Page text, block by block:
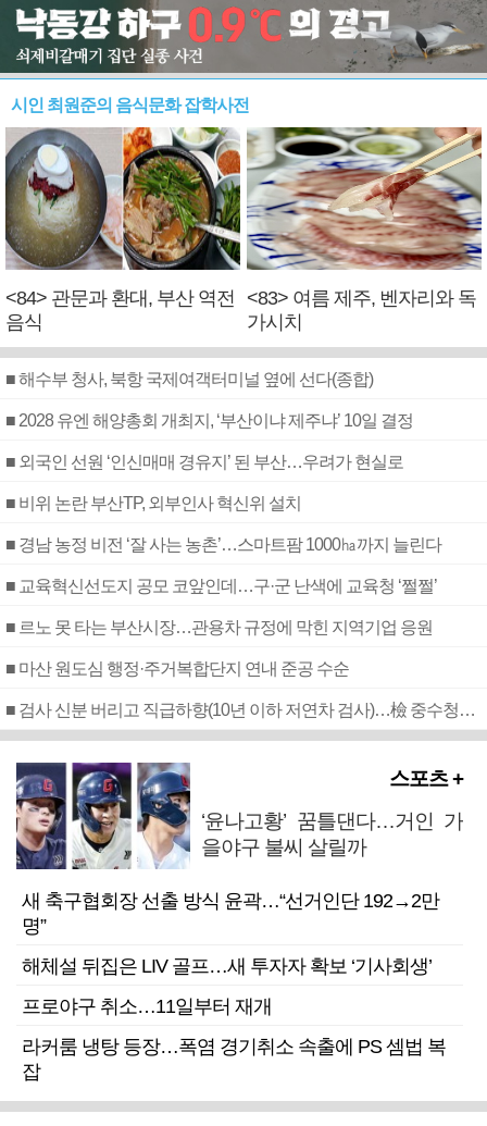
시인 최원준의 음식문화 잡학사전
<84> 관문과 환대, 부산 역전
음식
<83> 여름 제주, 벤자리와 독
가시치
■ 해수부 청사, 북항 국제여객터미널 옆에 선다(종합)
■ 2028 유엔 해양총회 개최지, ‘부산이냐 제주냐’ 10일 결정
■ 외국인 선원 ‘인신매매 경유지’ 된 부산…우려가 현실로
■ 비위 논란 부산TP, 외부인사 혁신위 설치
■ 경남 농정 비전 ‘잘 사는 농촌’…스마트팜 1000㏊까지 늘린다
■ 교육혁신선도지 공모 코앞인데…구·군 난색에 교육청 ‘쩔쩔’
■ 르노 못 타는 부산시장…관용차 규정에 막힌 지역기업 응원
■ 마산 원도심 행정·주거복합단지 연내 준공 수순
■ 검사 신분 버리고 직급하향(10년 이하 저연차 검사)…檢 중수청행 기피
스포츠 +
‘윤나고황’ 꿈틀댄다…거인 가
을야구 불씨 살릴까
새 축구협회장 선출 방식 윤곽…“선거인단 192→2만
명”
해체설 뒤집은 LIV 골프…새 투자자 확보 ‘기사회생’
프로야구 취소…11일부터 재개
라커룸 냉탕 등장…폭염 경기취소 속출에 PS 셈법 복
잡